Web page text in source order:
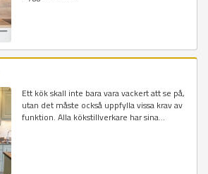
Ett kök skall inte bara vara vackert att se på,
utan det måste också uppfylla vissa krav av
funktion. Alla kökstillverkare har sina...